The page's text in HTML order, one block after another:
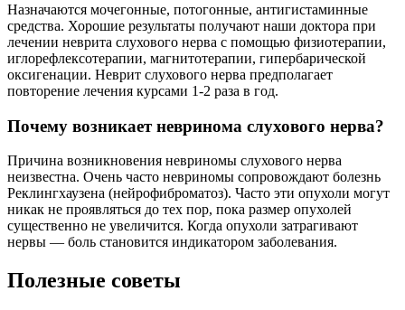
Назначаются мочегонные, потогонные, антигистаминные
средства. Хорошие результаты получают наши доктора при
лечении неврита слухового нерва с помощью физиотерапии,
иглорефлексотерапии, магнитотерапии, гипербарической
оксигенации. Неврит слухового нерва предполагает
повторение лечения курсами 1-2 раза в год.
Почему возникает невринома слухового нерва?
Причина возникновения невриномы слухового нерва
неизвестна. Очень часто невриномы сопровождают болезнь
Реклингхаузена (нейрофиброматоз). Часто эти опухоли могут
никак не проявляться до тех пор, пока размер опухолей
существенно не увеличится. Когда опухоли затрагивают
нервы — боль становится индикатором заболевания.
Полезные советы